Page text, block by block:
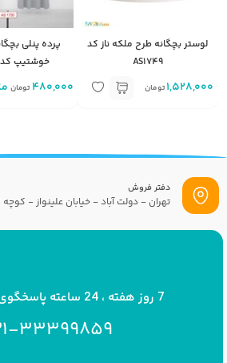
لوستر بچگانه طرح ملکه ناز کد
AS1749
1,528,000 تومان
پرده پنلی
خوشتیپ کد AS1750
480,000 تومان متر
دفتر فروش
تهران - دولت آباد - خیابان علینواز - کوچه 3
7 روز هفته ، 24 ساعته پاسخگوی شما هستیم
33399859